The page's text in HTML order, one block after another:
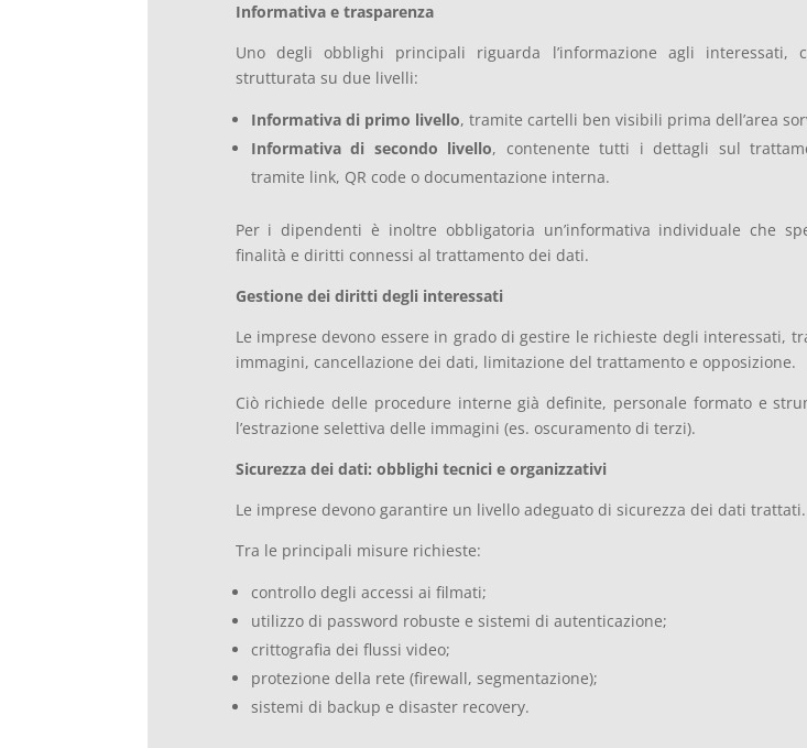
Informativa e trasparenza
Uno degli obblighi principali riguarda l’informazione agli interessati,
strutturata su due livelli:
Informativa di primo livello, tramite cartelli ben visibili prima dell’area
Informativa di secondo livello, contenente tutti i dettagli sul
tramite link, QR code o documentazione interna.
Per i dipendenti è inoltre obbligatoria un’informativa individuale che
finalità e diritti connessi al trattamento dei dati.
Gestione dei diritti degli interessati
Le imprese devono essere in grado di gestire le richieste degli interessati,
immagini, cancellazione dei dati, limitazione del trattamento e opposizione.
Ciò richiede delle procedure interne già definite, personale formato e
l’estrazione selettiva delle immagini (es. oscuramento di terzi).
Sicurezza dei dati: obblighi tecnici e organizzativi
Le imprese devono garantire un livello adeguato di sicurezza dei dati trattati.
Tra le principali misure richieste:
controllo degli accessi ai filmati;
utilizzo di password robuste e sistemi di autenticazione;
crittografia dei flussi video;
protezione della rete (firewall, segmentazione);
sistemi di backup e disaster recovery.